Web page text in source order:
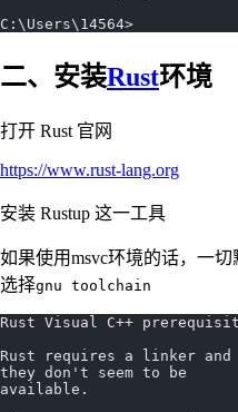
C:\Users\14564>
二、安装Rust环境
打开 Rust 官网
https://www.rust-lang.org
安装 Rustup 这一工具
如果使用msvc环境的话，一
选择gnu toolchain
Rust Visual C++
Rust requires a linker and
they don't seem to be
available.